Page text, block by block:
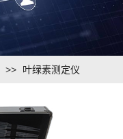
>> 叶绿素测定仪